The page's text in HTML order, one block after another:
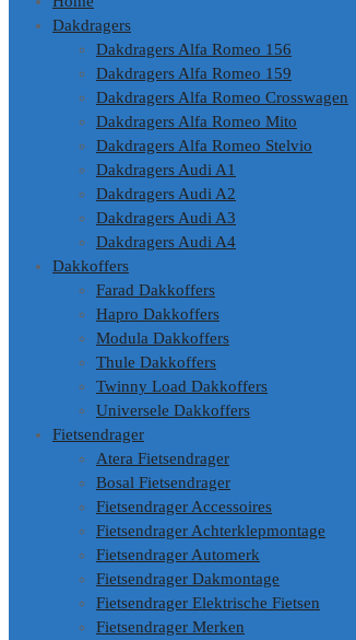
inhoud
Dakdragers
Dakdragers Alfa Romeo 156
Dakdragers Alfa Romeo 159
Dakdragers Alfa Romeo Crosswagen
Dakdragers Alfa Romeo Mito
Dakdragers Alfa Romeo Stelvio
Dakdragers Audi A1
Dakdragers Audi A2
Dakdragers Audi A3
Dakdragers Audi A4
Dakkoffers
Farad Dakkoffers
Hapro Dakkoffers
Modula Dakkoffers
Thule Dakkoffers
Twinny Load Dakkoffers
Universele Dakkoffers
Fietsendrager
Atera Fietsendrager
Bosal Fietsendrager
Fietsendrager Accessoires
Fietsendrager Achterklepmontage
Fietsendrager Automerk
Fietsendrager Dakmontage
Fietsendrager Elektrische Fietsen
Fietsendrager Merken